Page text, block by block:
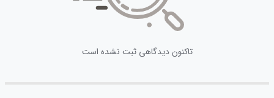
تاکنون دیدگاهی ثبت نشده است